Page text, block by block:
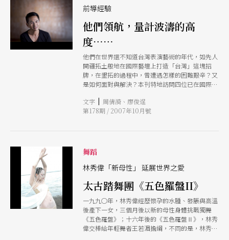
前導經驗
他們領航，量計波濤的高
度……
他們在世界還不知道台灣表演藝術的年代，如先人
開疆拓土般地在國際藝壇上打造「台灣」這塊招
牌，在墾拓的過程中，曾遭遇怎樣的困難艱辛？又
是如何面對與解決？本刊特地訪問四位已在國際揚
洋。
文字 | 周倩漪、廖俊逞
第178期 / 2007年10月號
舞蹈
林秀偉「新母性」 延展世界之愛
太古踏舞團《五色羅盤II》
一九九○年，林秀偉經歷懷孕的水腫、發脹與高溫
後產下一女，三個月後以新的母性身體挑戰獨舞
《五色羅盤》；十六年後的《五色羅盤Ⅱ》，林秀
偉交棒給年輕舞者王若湄擔綱，不同的是，林秀偉